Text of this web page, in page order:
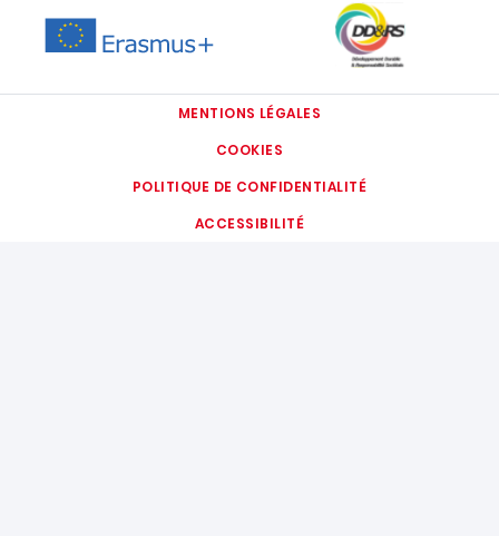
IMAGE IMAGE
MENTIONS LÉGALES
COOKIES
POLITIQUE DE CONFIDENTIALITÉ
ACCESSIBILITÉ